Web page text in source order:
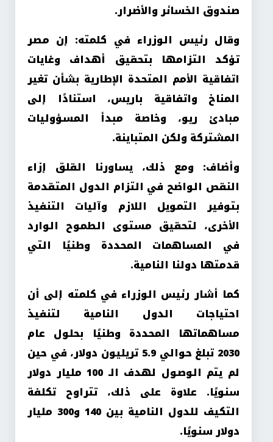
صندوق الخسائر والأضرار.
وقال رئيس الوزراء في كلمته: إن مصر
تؤكد التزامها بتحقيق أهداف وغايات
اتفاقية الأمم المتحدة الإطارية بشأن تغير
المناخ واتفاقية باريس، استنادًا إلى
مبادئ ريو، وخاصة مبدأ المسؤوليات
المشتركة ولكن المتباينة.
وأضاف: ومع ذلك، يساورنا القلق إزاء
النقص الواضح في التزام الدول المتقدمة
بتوفير التمويل اللازم وآليات التنفيذ
الأخرى، لتحقيق مستوى الطموح الوارد
في المساهمات المحددة وطنيًا التي
قدمتها دولنا النامية.
كما أشار رئيس الوزراء في كلمته إلى أن
احتياجات الدول النامية لتنفيذ
مساهماتها المحددة وطنيًا بحلول عام
2030 تبلغ حوالي 5.9 تريليون دولار، في حين
لم يتم الوصول لهدف الـ 100 مليار دولار
سنويًا. علاوة على ذلك، تتراوح تكلفة
التكيف للدول النامية بين 140 و300 مليار
دولار سنويًا.